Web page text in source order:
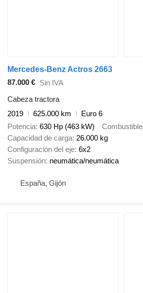
Mercedes-Benz Actros 2663
87.000 € Sin IVA
Cabeza tractora
2019
625.000 km
Euro 6
Potencia 630 Hp (463 kW) Combustible
Capacidad de carga 26.000 kg
Configuración del eje 6x2
Suspensión neumática/neumática
España, Gijón